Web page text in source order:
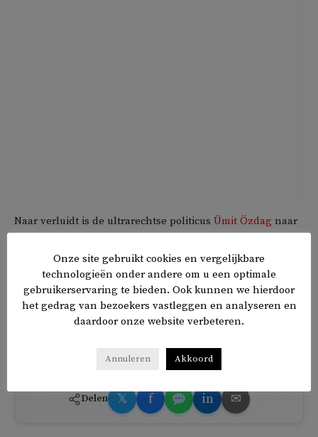
Naar verluidt is de ultrarechtse politicus Ümit Özdag naar
Syriërs en andere vluchtelingen. In eenfilmpjeis te zien
dat hij door een hulpwerker van repliek wordt gediend.
‘Wij willen hier niks over Syriës horen. Mensen uit de hele
wereld helpen ons. Europeanen, Grieken. Wij zijn die
Delen 𝕏 f in ✉
Onze site gebruikt cookies en vergelijkbare
technologieën onder andere om u een optimale
gebruikerservaring te bieden. Ook kunnen we hierdoor
het gedrag van bezoekers vastleggen en analyseren en
daardoor onze website verbeteren.
Annuleren Akkoord